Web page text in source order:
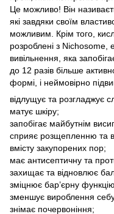
Це можливо! Він
які завдяки своїм
можливим. Крім того,
розроблені з Nichosome,
вивільнення, яка
до 12 разів більше
формі, і неймовірно
відлущує та розгладжує
матує шкіру;
запобігає майбутнім
сприяє розщепленню та
вмісту закупорених пор;
має антисептичну та
захищає та відновлює
зміцнює бар’єрну
зменшує вироблення
знімає почервоніння;